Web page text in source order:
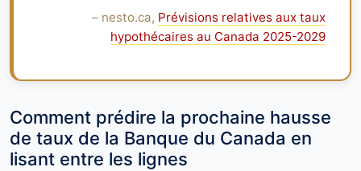
– nesto.ca, Prévisions relatives aux taux
hypothécaires au Canada 2025-2029
Comment prédire la prochaine hausse
de taux de la Banque du Canada en
lisant entre les lignes